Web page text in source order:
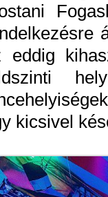
eddig
kicsivel